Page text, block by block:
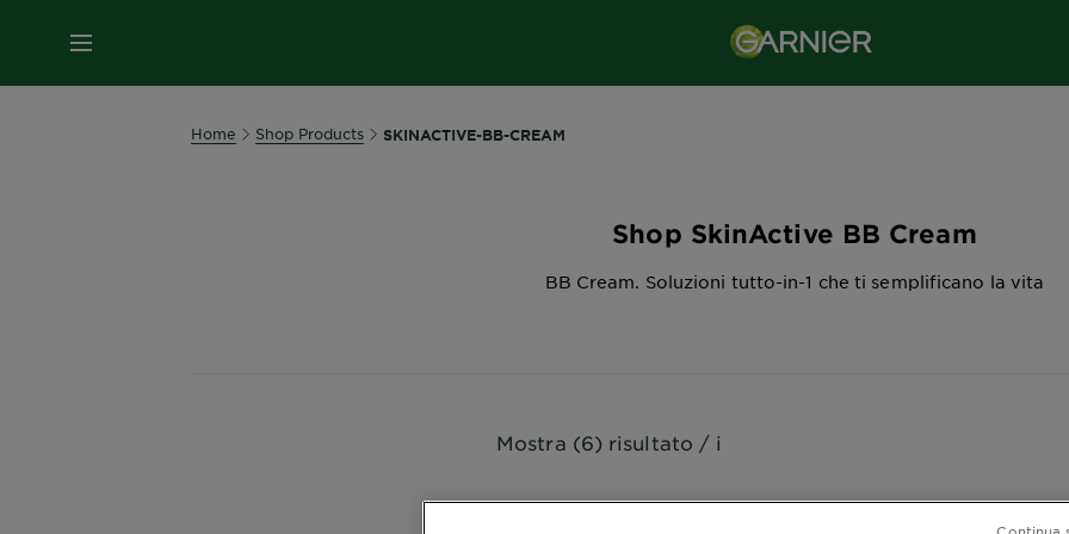
MENU
Home Shop Products SKINACTIVE-BB-CREAM
Shop SkinActive BB Cream
BB Cream. Soluzioni tutto-in-1 che ti semplificano la vita
Mostra (6) risultato / i